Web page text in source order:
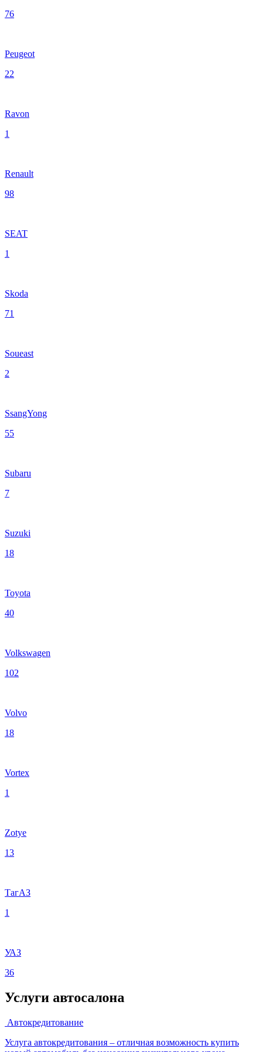
76
Peugeot
22
Ravon
1
Renault
98
SEAT
1
Skoda
71
Soueast
2
SsangYong
55
Subaru
7
Suzuki
18
Toyota
40
Volkswagen
102
Volvo
18
Vortex
1
Zotye
13
ТагАЗ
1
УАЗ
36
Услуги автосалона
Автокредитование
Услуга автокредитования – отличная возможность купить